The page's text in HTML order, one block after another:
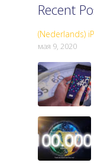
Recent
(Nederlands)
мая 9, 2020